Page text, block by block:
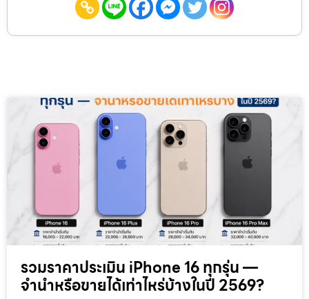
รวมราคาประเมิน iPhone 16 ทุกรุ่น —
จำนำหรือขายได้เท่าไหร่บ้างในปี 2569?